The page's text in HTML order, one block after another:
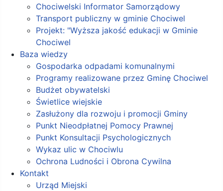
Chociwelski Informator Samorządowy
Transport publiczny w gminie Chociwel
Projekt: "Wyższa jakość edukacji w Gminie
Chociwel
Baza wiedzy
Gospodarka odpadami komunalnymi
Programy realizowane przez Gminę Chociwel
Budżet obywatelski
Świetlice wiejskie
Zasłużony dla rozwoju i promocji Gminy
Punkt Nieodpłatnej Pomocy Prawnej
Punkt Konsultacji Psychologicznych
Wykaz ulic w Chociwlu
Ochrona Ludności i Obrona Cywilna
Kontakt
Urząd Miejski